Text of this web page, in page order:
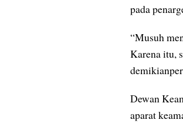
pada
“Musuh
Karena itu,
Dewan
aparat